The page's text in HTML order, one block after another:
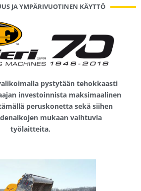
JA YMPÄRIVUOTINEN KÄYTTÖ
pystytään tehokkaasti
investoinnista maksimaalinen
peruskonetta sekä siihen
mukaan vaihtuvia
työlaitteita.